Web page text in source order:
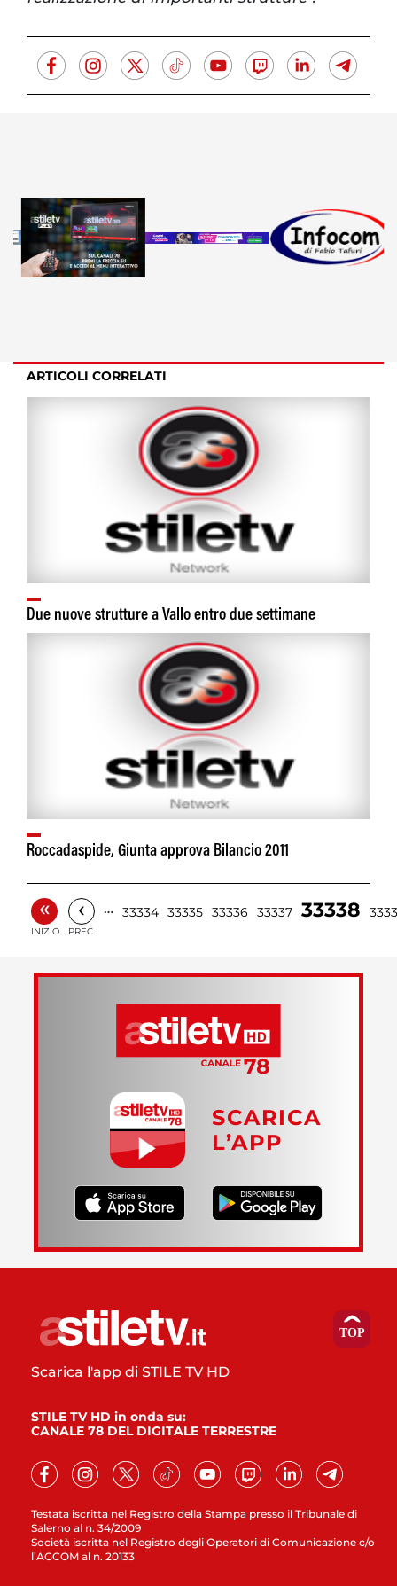
ARTICOLI CORRELATI
Due nuove strutture a Vallo entro due settimane
Roccadaspide, Giunta approva Bilancio 2011
«
INIZIO
‹
PREC.
… 33334 33335 33336 33337 33338
SCARICA
L’APP
Testata iscritta nel Registro della Stampa presso il Tribunale di
Salerno al n. 34/2009
Società iscritta nel Registro degli Operatori di Comunicazione c/o
l’AGCOM al n. 20133
Scarica l'app di STILE TV HD
STILE TV HD in onda su:
CANALE 78 DEL DIGITALE TERRESTRE